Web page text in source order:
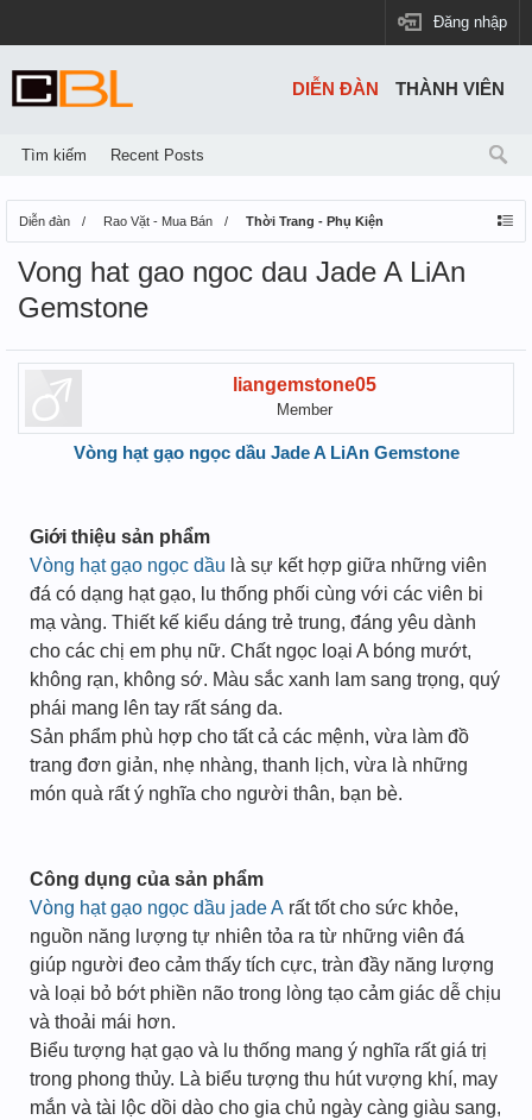
Đăng nhập
Diễn đàn Rao Vặt - Mua Bán Thời Trang - Phụ Kiện
Vong hat gao ngoc dau Jade A LiAn
Gemstone
liangemstone05
Member
Vòng hạt gạo ngọc dầu Jade A LiAn Gemstone
Giới thiệu sản phẩm
Vòng hạt gạo ngọc dầu là sự kết hợp giữa những viên
đá có dạng hạt gạo, lu thống phối cùng với các viên bi
mạ vàng. Thiết kế kiểu dáng trẻ trung, đáng yêu dành
cho các chị em phụ nữ. Chất ngọc loại A bóng mướt,
không rạn, không sớ. Màu sắc xanh lam sang trọng, quý
phái mang lên tay rất sáng da.
Sản phẩm phù hợp cho tất cả các mệnh, vừa làm đồ
trang đơn giản, nhẹ nhàng, thanh lịch, vừa là những
món quà rất ý nghĩa cho người thân, bạn bè.
Công dụng của sản phẩm
Vòng hạt gạo ngọc dầu jade A rất tốt cho sức khỏe,
nguồn năng lượng tự nhiên tỏa ra từ những viên đá
giúp người đeo cảm thấy tích cực, tràn đầy năng lượng
và loại bỏ bớt phiền não trong lòng tạo cảm giác dễ chịu
và thoải mái hơn.
Biểu tượng hạt gạo và lu thống mang ý nghĩa rất giá trị
trong phong thủy. Là biểu tượng thu hút vượng khí, may
mắn và tài lộc dồi dào cho gia chủ ngày càng giàu sang,
DIỄN ĐÀN
Tìm kiếm Recent Posts
THÀNH VIÊN